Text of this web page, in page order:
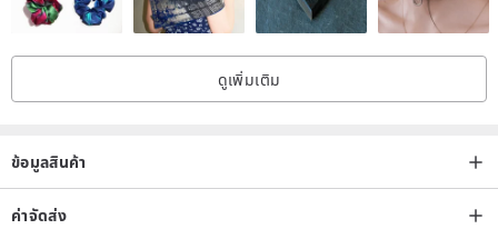
ดูเพิ่มเติม
ข้อมูลสินค้า
ค่าจัดส่ง